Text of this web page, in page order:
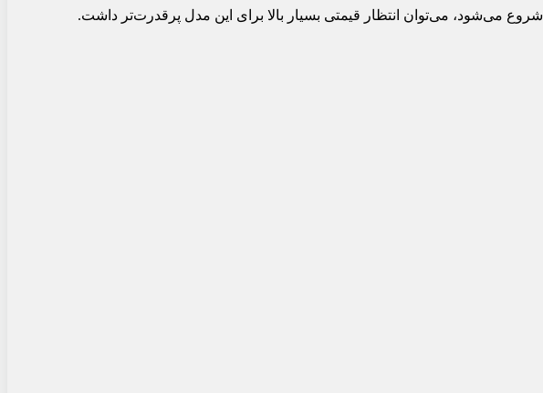
شروع می‌شود، می‌توان انتظار قیمتی بسیار بالا برای این مدل پرقدرت‌تر داشت.